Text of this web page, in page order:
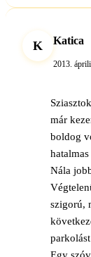
K Katica
2013.
már
boldog
Nála
szigorú,